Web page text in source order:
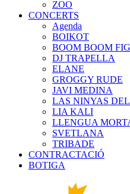
ZOO
CONCERTS
Agenda
BOIKOT
BOOM BOOM
DJ TRAPELLA
ELANE
GROGGY RUDE
JAVI MEDINA
LAS NINYAS
LIA KALI
LLENGUA
SVETLANA
TRIBADE
CONTRACTACIÓ
BOTIGA